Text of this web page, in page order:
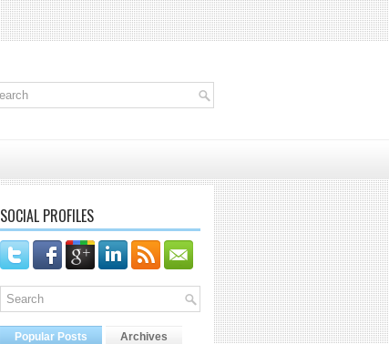
SOCIAL PROFILES
Popular Posts Archives